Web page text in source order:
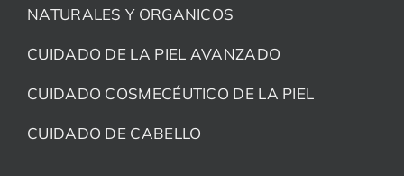
NATURALES Y ORGANICOS
CUIDADO DE LA PIEL AVANZADO
CUIDADO COSMECÉUTICO DE LA PIEL
CUIDADO DE CABELLO